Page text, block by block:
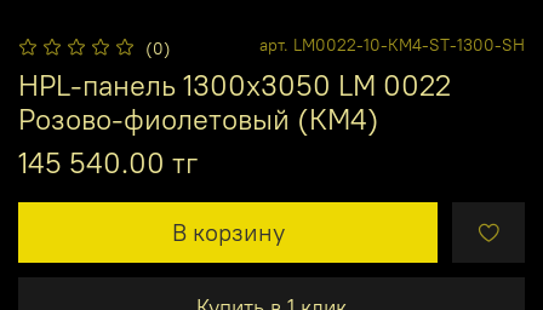
(0) арт. LM0022-10-КМ4-ST-1300-SH
HPL-панель 1300х3050 LM 0022
Розово-фиолетовый (КМ4)
145 540.00 тг
В корзину